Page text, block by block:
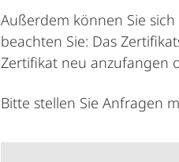
Außerdem können Sie
beachten Sie: Das
Zertifikat neu anzufangen
Bitte stellen Sie Anfragen